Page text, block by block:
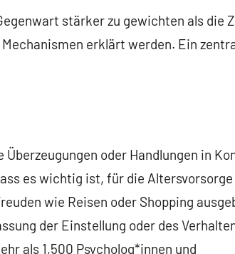
stärker zu gewichten als die
erklärt werden. Ein
oder Handlungen in
es wichtig ist, für die Altersvorsorge
wie Reisen oder Shopping
der Einstellung oder des
als 1,500 Psycholog*innen und